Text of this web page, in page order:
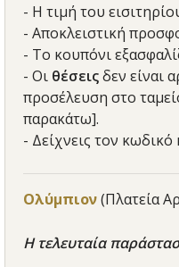
- Η τιμή του
- Αποκλειστική
- Το κουπόνι
- Οι θέσειςδεν είναι
προσέλευση στο
παρακάτω].
- Δείχνεις τον
Ολύμπιον(Πλατεία
Η τελευταία